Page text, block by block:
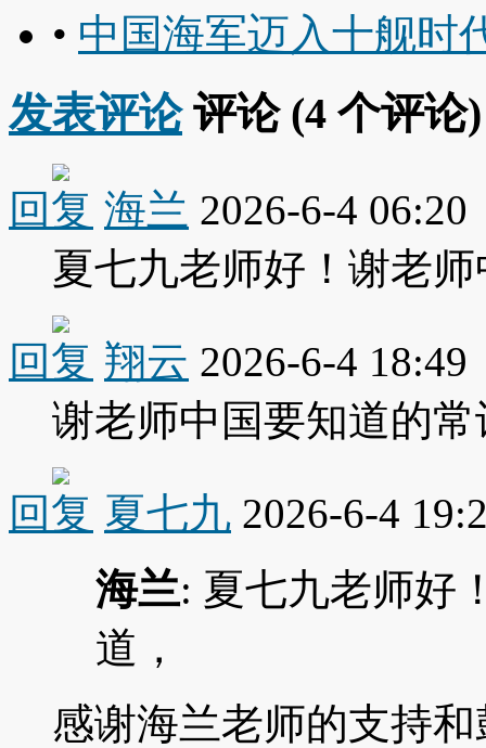
• 中国海军迈入十舰时
发表评论评论 (4 个评论)
回复 海兰 2026-6-4 06:20
夏七九老师好！谢老
回复 翔云 2026-6-4 18:49
谢老师中国要知道的
回复 夏七九 2026-6-4
海兰: 夏七九老师好
道，
感谢海兰老师的支持